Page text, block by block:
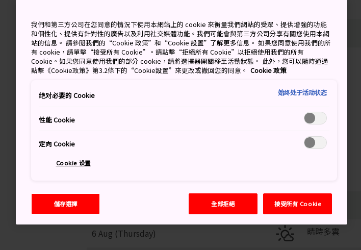
6 Aug (Thursday) 高 低 降雨機率
20%
6 Aug (Thursday) 晴時多雲
我們和第三方公司在您同意的情況下使用本網站上的 cookie 來衡量我們網站的受眾、提供增強的功能
和個性化、提供有針對性的廣告以及利用社交媒體功能。我們可能會與第三方公司分享有關您使用本網
站的信息。 請參閱我們的“Cookie 政策”和“Cookie 設置”了解更多信息。 如果您同意使用我們的所
有 cookie，請單擊“接受所有 Cookie”。請點擊“拒絕所有 Cookie”以拒絕使用我們的所有
Cookie。如果您同意使用我們的部分 cookie，請將選擇器開關移至活動狀態。 此外，您可以隨時通過
點擊《Cookie政策》第3.2條下的“Cookie設置”來更改或撤回您的同意。 Cookie 政策
绝对必要的 Cookie 始终处于活动状态
性能 Cookie
定向 Cookie
Cookie 设置
儲存選擇 全部拒絕 接受所有 Cookie